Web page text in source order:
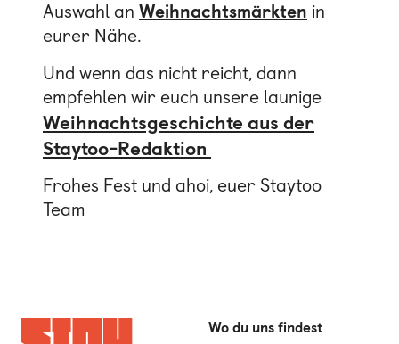
Auswahl an Weihnachtsmärkten in
eurer Nähe.
Und wenn das nicht reicht, dann
empfehlen wir euch unsere launige
Weihnachtsgeschichte aus der
Staytoo-Redaktion
Frohes Fest und ahoi, euer Staytoo
Team
Wo du uns findest